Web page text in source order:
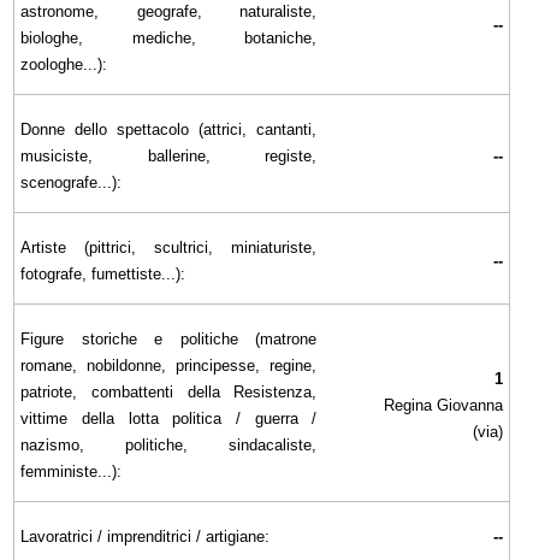
astronome, geografe, naturaliste,
biologhe, mediche, botaniche,
zoologhe...):
--
Donne dello spettacolo (attrici, cantanti,
musiciste, ballerine, registe,
scenografe...):
--
Artiste (pittrici, scultrici, miniaturiste,
fotografe, fumettiste...):
--
Figure storiche e politiche (matrone
romane, nobildonne, principesse, regine,
patriote, combattenti della Resistenza,
vittime della lotta politica / guerra /
nazismo, politiche, sindacaliste,
femministe...):
1
Regina Giovanna
(via)
Lavoratrici / imprenditrici / artigiane: --